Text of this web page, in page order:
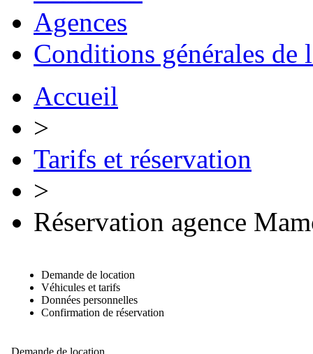
Agences
Conditions générales de
Accueil
>
Tarifs et réservation
>
Réservation agence